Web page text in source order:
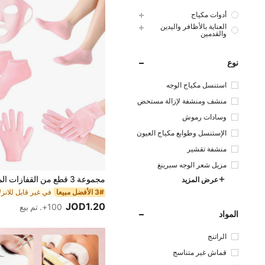
أدوات مكياج
العناية بالأظافر واليدين
والقدمين
نوع
استنسل مكياج الوجه
منشف ومنشفة لإزالة مستحض
رات التجميل
وسادات رموش
الإستنسل وطوابع مكياج العيون
منشفة تقشير
مزيل شعر الوجه سبرينغ
عرض المزيد
المواد
الراتنج
قماش غير متناسج
3# الأفضل مبيعا
JOD1.20 100+. تم بيع